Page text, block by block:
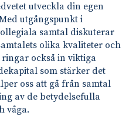
utveckla din egen
utgångspunkt i
samtal diskuterar
olika kvaliteter och
ringar också in viktiga
som stärker det
oss att gå från samtal
av de betydelsefulla
våga.